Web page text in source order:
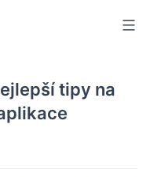
tipy na